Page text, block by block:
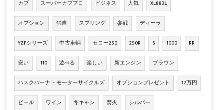
カブ スーパーカブプロ ビジネス 人気 XL883L
オプション 独自 スプリング 参戦 ディーラ
YZFシリーズ 中古車輌 セロー250 250R S 1000 RR
安い 110 遊べる 楽しい 新エンジン ブラウン
ハスクバーナ ・モーターサイクルズ オプションプレゼント 12万円
ビール ワイン 冬キャン 焚火 シルバー